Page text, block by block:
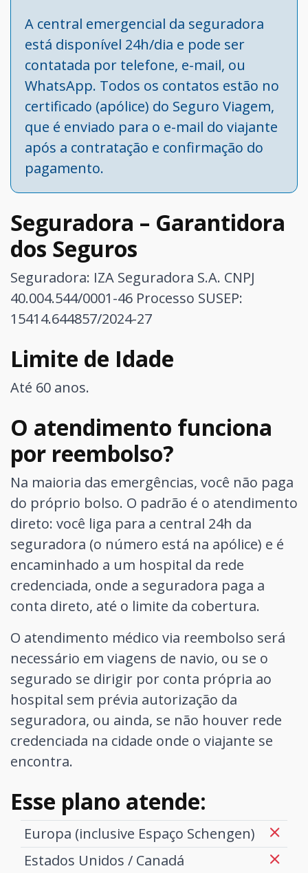
A central emergencial da seguradora
está disponível 24h/dia e pode ser
contatada por telefone, e-mail, ou
WhatsApp. Todos os contatos estão no
certificado (apólice) do Seguro Viagem,
que é enviado para o e-mail do viajante
após a contratação e confirmação do
pagamento.
Seguradora – Garantidora
dos Seguros
Seguradora: IZA Seguradora S.A. CNPJ
40.004.544/0001-46 Processo SUSEP:
15414.644857/2024-27
Limite de Idade
Até 60 anos.
O atendimento funciona
por reembolso?
Na maioria das emergências, você não paga
do próprio bolso. O padrão é o atendimento
direto: você liga para a central 24h da
seguradora (o número está na apólice) e é
encaminhado a um hospital da rede
credenciada, onde a seguradora paga a
conta direto, até o limite da cobertura.
O atendimento médico via reembolso será
necessário em viagens de navio, ou se o
segurado se dirigir por conta própria ao
hospital sem prévia autorização da
seguradora, ou ainda, se não houver rede
credenciada na cidade onde o viajante se
encontra.
Esse plano atende:
Europa (inclusive Espaço Schengen)
Estados Unidos / Canadá